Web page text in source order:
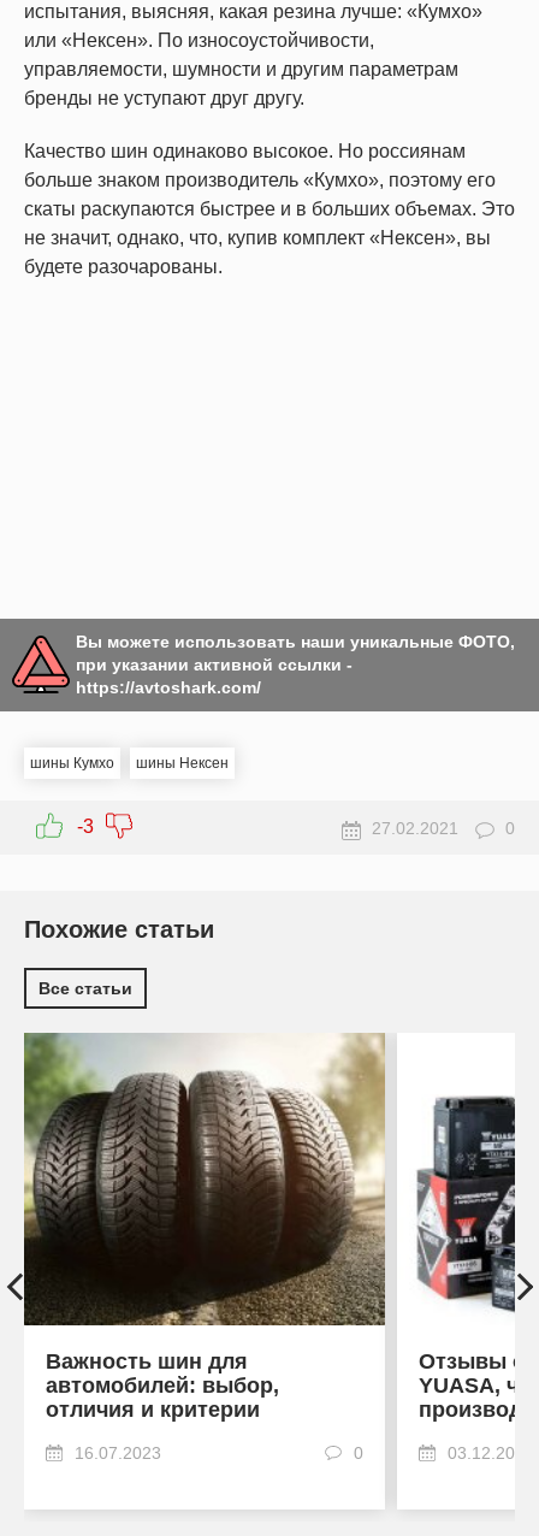
испытания, выясняя, какая резина лучше: «Кумхо»
или «Нексен». По износоустойчивости,
управляемости, шумности и другим параметрам
бренды не уступают друг другу.
Качество шин одинаково высокое. Но россиянам
больше знаком производитель «Кумхо», поэтому его
скаты раскупаются быстрее и в больших объемах. Это
не значит, однако, что, купив комплект «Нексен», вы
будете разочарованы.
Вы можете использовать наши уникальные ФОТО,
при указании активной ссылки -
https://avtoshark.com/
шины Кумхо шины Нексен
-3 27.02.2021 0
Похожие статьи
Все статьи
Важность шин для
автомобилей: выбор,
отличия и критерии
16.07.2023 0
Отзывы об
YUASA,
03.12.2022